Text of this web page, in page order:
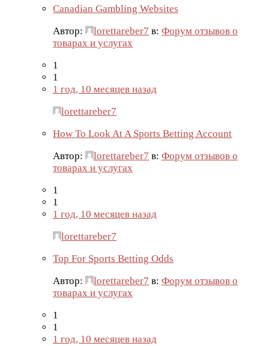
Canadian Gambling Websites
Автор:
lorettareber7 в: Форум отзывов о
товарах и услугах
1
1
1 год, 10 месяцев назад
lorettareber7
How To Look At A Sports Betting Account
Автор:
lorettareber7 в: Форум отзывов о
товарах и услугах
1
1
1 год, 10 месяцев назад
lorettareber7
Top For Sports Betting Odds
Автор:
lorettareber7 в: Форум отзывов о
товарах и услугах
1
1
1 год, 10 месяцев назад